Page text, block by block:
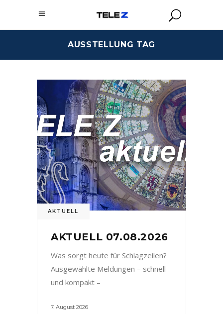
AUSSTELLUNG TAG
AKTUELL
AKTUELL 07.08.2026
Was sorgt heute für Schlagzeilen?
Ausgewählte Meldungen – schnell
und kompakt –
7. August 2026